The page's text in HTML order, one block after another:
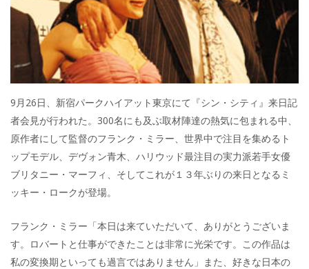
9月26日、新宿パークハイアット東京にて『シン・シティ』来日記
者会見が行われた。300名にも及ぶ取材陣達の熱気に包まれる中、
原作者にして監督のフランク・ミラー、世界中で注目を集めるト
ップモデル、デヴォン青木、ハリウッド最注目の実力派若手女優
ブリタニー・マーフィ、そしてこれが１３年ぶりの来日となるミ
ッキー・ロークが登場。
フランク・ミラー「本日は来ていただいて、ありがとうございま
す。ロバートと仕事ができたことは非常に光栄です。この作品は
私の変換期といっても過言ではありません」また、好きな日本の